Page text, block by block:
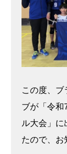
この度、ブ
ブが「令和
ル大会」に
たので、お